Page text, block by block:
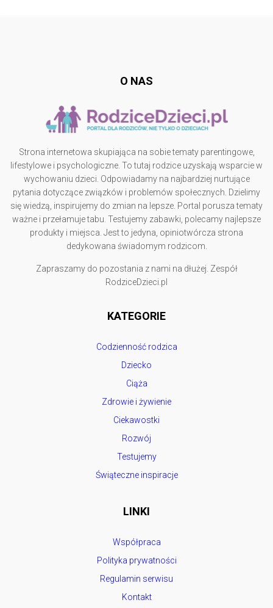
O NAS
Strona internetowa skupiająca na sobie tematy parentingowe,
lifestylowe i psychologiczne. To tutaj rodzice uzyskają wsparcie w
wychowaniu dzieci. Odpowiadamy na najbardziej nurtujące
pytania dotyczące związków i problemów społecznych. Dzielimy
się wiedzą, inspirujemy do zmian na lepsze. Portal porusza tematy
ważne i przełamuje tabu. Testujemy zabawki, polecamy najlepsze
produkty i miejsca. Jest to jedyna, opiniotwórcza strona
dedykowana świadomym rodzicom.
Zapraszamy do pozostania z nami na dłużej. Zespół
RodziceDzieci.pl
KATEGORIE
Codzienność rodzica
Dziecko
Ciąża
Zdrowie i żywienie
Ciekawostki
Rozwój
Testujemy
Świąteczne inspiracje
LINKI
Współpraca
Polityka prywatności
Regulamin serwisu
Kontakt